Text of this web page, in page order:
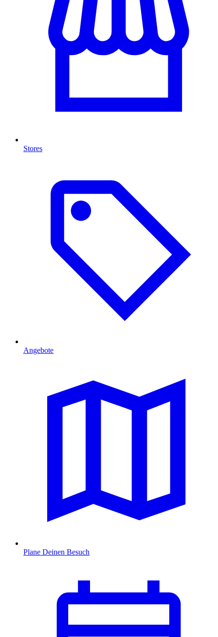
Stores
Angebote
Plane Deinen Besuch